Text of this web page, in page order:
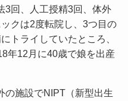
3回、人工授精3回、体外
クは2度転院し、3つ目の
トライしていたところ、
年12月に40歳で娘を出産
の施設でNIPT（新型出生